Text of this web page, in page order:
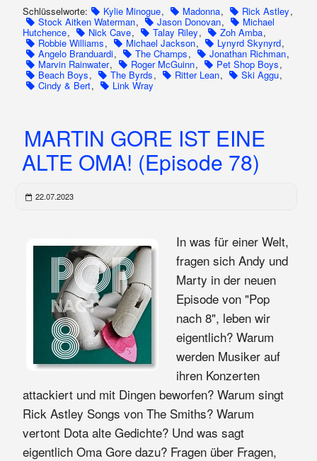
Schlüsselworte: Kylie Minogue, Madonna, Rick Astley,
Stock Aitken Waterman, Jason Donovan, Michael
Hutchence, Nick Cave, Talay Riley, Zoh Amba,
Robbie Williams, Michael Jackson, Lynyrd Skynyrd,
Angelo Branduardi, The Champs, Jonathan Richman,
Marvin Rainwater, Roger McGuinn, Pet Shop Boys,
Beach Boys, The Byrds, Ritter Lean, Ski Aggu,
Cindy & Bert, Link Wray
MARTIN GORE IST EINE
ALTE OMA! (Episode 78)
22.07.2023
In was für einer Welt,
fragen sich Andy und
Marty in der neuen
Episode von "Pop
nach 8", leben wir
eigentlich? Warum
werden Musiker auf
ihren Konzerten
attackiert und mit Dingen beworfen? Warum singt
Rick Astley Songs von The Smiths? Warum
vertont Dota alte Gedichte? Und was sagt
eigentlich Oma Gore dazu? Fragen über Fragen,